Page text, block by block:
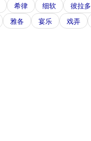
希律 细软 彼拉多
雅各 宴乐 戏弄